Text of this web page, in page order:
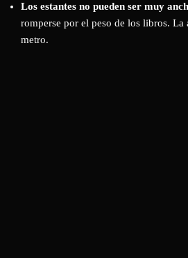
Los estantes no pueden ser muy
romperse por el peso de los libros. La
metro.